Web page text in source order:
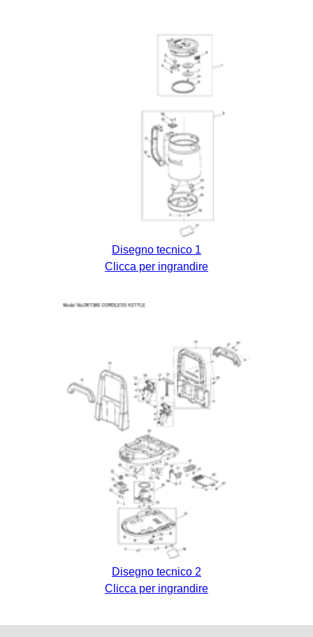
Disegno tecnico 1
Clicca per ingrandire
Disegno tecnico 2
Clicca per ingrandire